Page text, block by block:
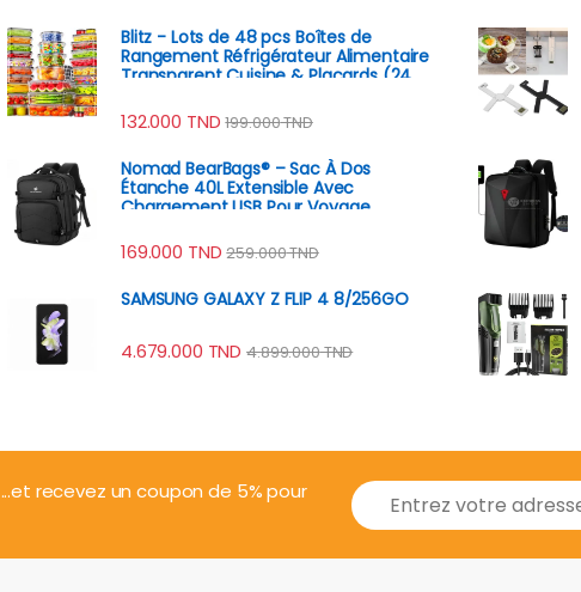
Blitz - Lots de 48 pcs Boîtes de
Rangement Réfrigérateur Alimentaire
Transparent Cuisine & Placards (24
132.000 TND 199.000TND
Nomad BearBags® – Sac À Dos
Étanche 40L Extensible Avec
Chargement USB Pour Voyage
169.000 TND 259.000TND
SAMSUNG GALAXY Z FLIP 4 8/256GO
4.679.000 TND 4.899.000TND
...et recevez un coupon de 5% pour
E
m
i